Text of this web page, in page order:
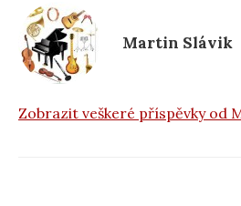
k
Martin Slávik
Zobrazit veškeré příspěvky od